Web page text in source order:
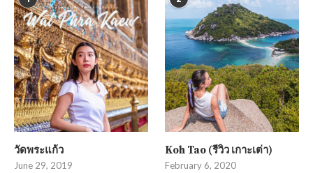
วัดพระแก้ว
June 29, 2019
Koh Tao (รีวิว เกาะเต่า)
February 6, 2020